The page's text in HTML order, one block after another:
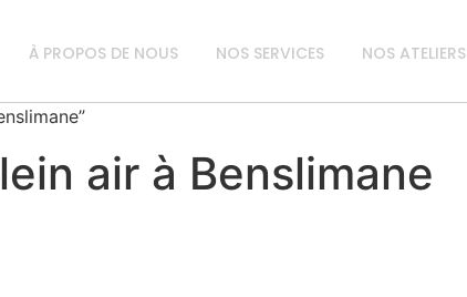
À PROPOS DE NOUS NOS SERVICES NOS ATELIERS
air à Benslimane